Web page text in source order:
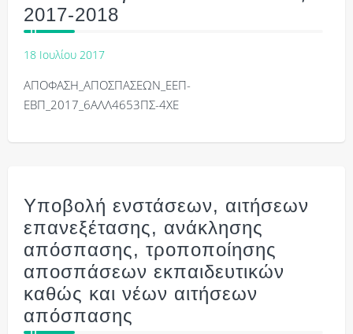
2017-2018
18 Ιουλίου 2017
ΑΠΟΦΑΣΗ_ΑΠΟΣΠΑΣΕΩΝ_ΕΕΠ-
ΕΒΠ_2017_6ΑΛΛ4653ΠΣ-4ΧΕ
Υποβολή ενστάσεων, αιτήσεων
επανεξέτασης, ανάκλησης
απόσπασης, τροποποίησης
αποσπάσεων εκπαιδευτικών
καθώς και νέων αιτήσεων
απόσπασης